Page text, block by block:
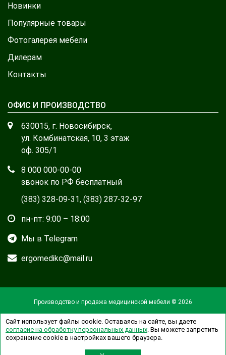
Новинки
Популярные товары
Фотогалерея мебели
Дилерам
Контакты
ОФИС И ПРОИЗВОДСТВО
630015, г. Новосибирск,
ул. Комбинатская, 10, 3 этаж
оф. 305/1
8 000 000-00-00
звонок по РФ бесплатный
(383) 328-09-31, (383) 287-32-97
пн-пт: 9:00 – 18:00
Мы в Telegram
ergomedikc@mail.ru
Производство и продажа медицинской мебели © 2026
Сайт использует файлы сookie. Оставаясь на сайте, вы даете
согласие на обработку персональных данных. Вы можете запретить
сохранение сookie в настройках вашего браузера.